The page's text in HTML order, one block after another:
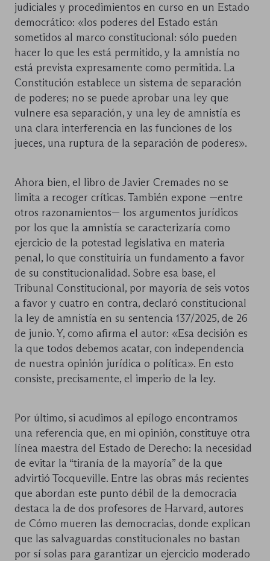
judiciales y procedimientos en curso en un Estado
democrático: «los poderes del Estado están
sometidos al marco constitucional: sólo pueden
hacer lo que les está permitido, y la amnistía no
está prevista expresamente como permitida. La
Constitución establece un sistema de separación
de poderes; no se puede aprobar una ley que
vulnere esa separación, y una ley de amnistía es
una clara interferencia en las funciones de los
jueces, una ruptura de la separación de poderes».
Ahora bien, el libro de Javier Cremades no se
limita a recoger críticas. También expone —entre
otros razonamientos— los argumentos jurídicos
por los que la amnistía se caracterizaría como
ejercicio de la potestad legislativa en materia
penal, lo que constituiría un fundamento a favor
de su constitucionalidad. Sobre esa base, el
Tribunal Constitucional, por mayoría de seis votos
a favor y cuatro en contra, declaró constitucional
la ley de amnistía en su sentencia 137/2025, de 26
de junio. Y, como afirma el autor: «Esa decisión es
la que todos debemos acatar, con independencia
de nuestra opinión jurídica o política». En esto
consiste, precisamente, el imperio de la ley.
Por último, si acudimos al epílogo encontramos
una referencia que, en mi opinión, constituye otra
línea maestra del Estado de Derecho: la necesidad
de evitar la “tiranía de la mayoría” de la que
advirtió Tocqueville. Entre las obras más recientes
que abordan este punto débil de la democracia
destaca la de dos profesores de Harvard, autores
de Cómo mueren las democracias, donde explican
que las salvaguardas constitucionales no bastan
por sí solas para garantizar un ejercicio moderado